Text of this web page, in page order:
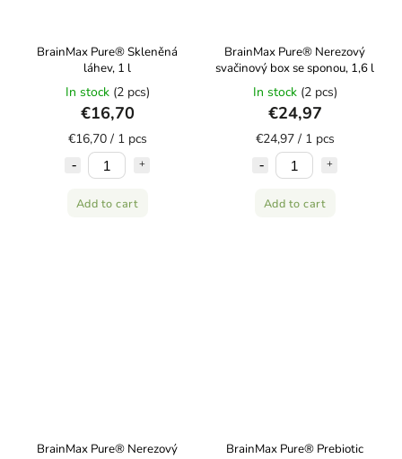
BrainMax Pure® Skleněná
láhev, 1 l
In stock (2 pcs)
€16,70
€16,70 / 1 pcs
Add to cart
BrainMax Pure® Nerezový
svačinový box se sponou, 1,6 l
In stock (2 pcs)
€24,97
€24,97 / 1 pcs
Add to cart
BrainMax Pure® Nerezový
BrainMax Pure® Prebiotic